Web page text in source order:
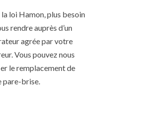
loi Hamon, plus besoin
rendre auprès d’un
agrée par votre
Vous pouvez nous
le remplacement de
pare-brise.